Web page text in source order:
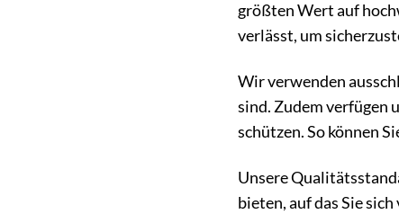
größten Wert auf
verlässt, um
Wir verwenden
sind. Zudem verfügen
schützen. So können
Unsere
bieten, auf das Sie